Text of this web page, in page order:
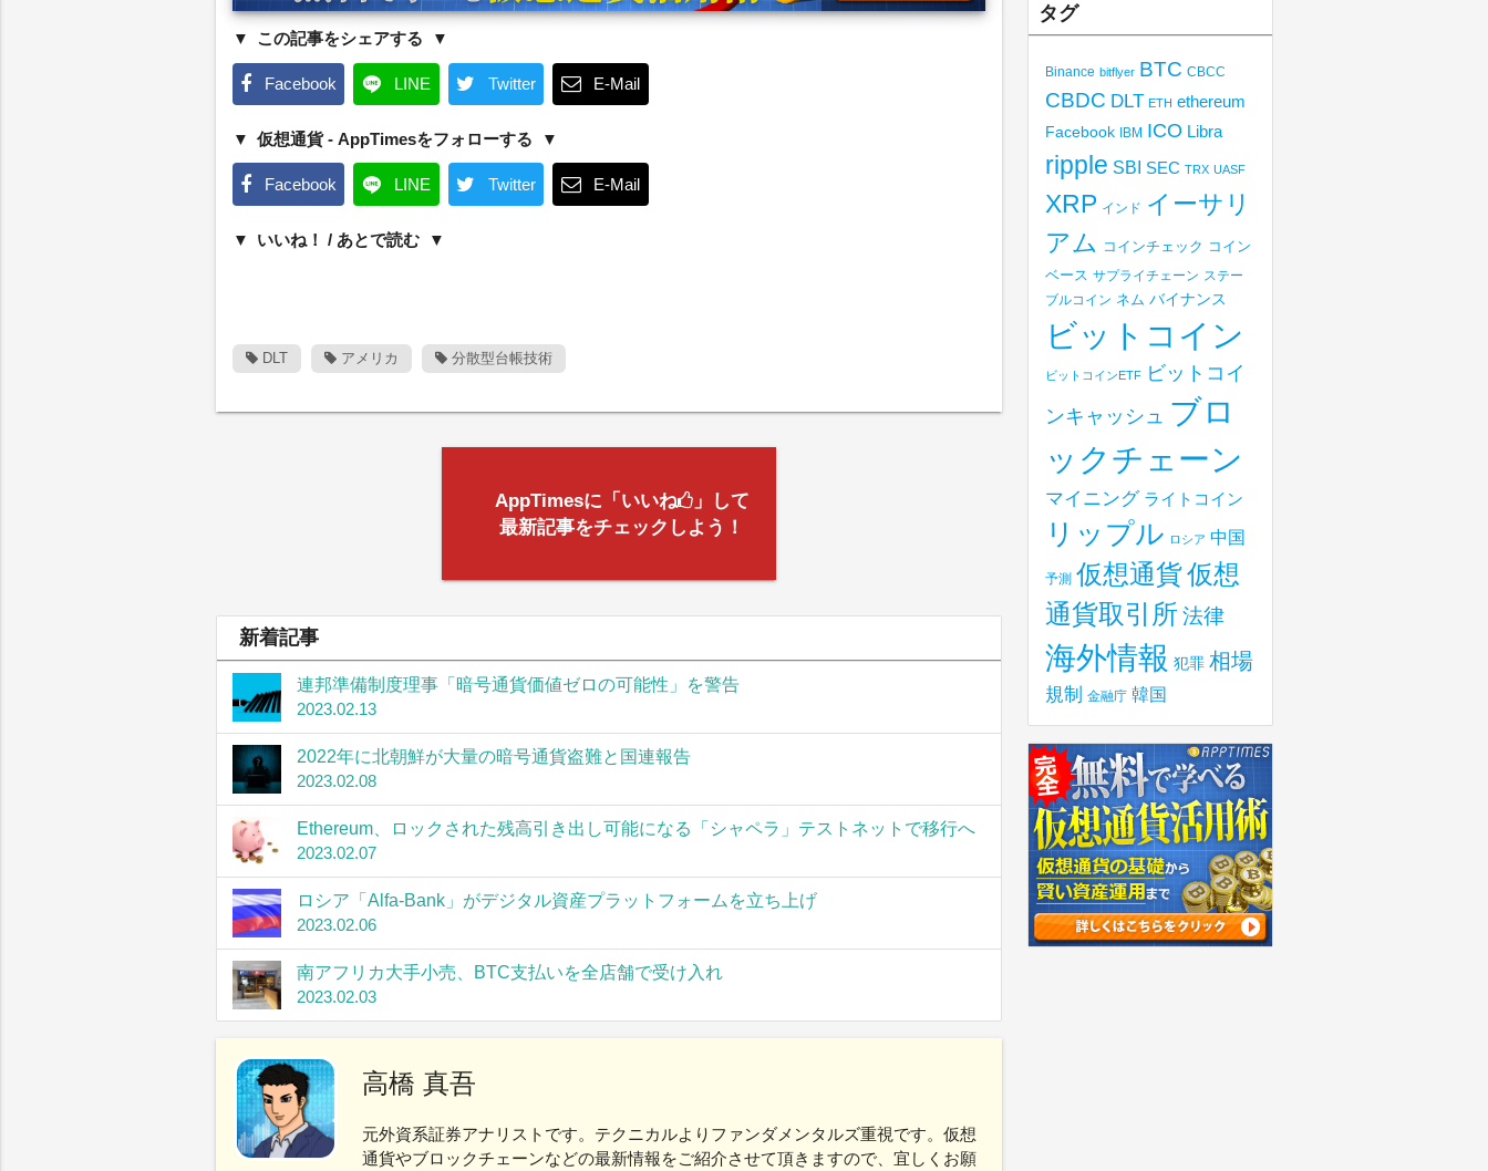
この記事をシェアする
Facebook LINE Twitter E-Mail
仮想通貨 - AppTimesをフォローする
Facebook LINE Twitter E-Mail
いいね！ / あとで読む
DLT アメリカ 分散型台帳技術
AppTimesに「いいね
」して
最新記事をチェックしよう！
新着記事
連邦準備制度理事「暗号通貨価値ゼロの可能性」を警告
2023.02.13
2022年に北朝鮮が大量の暗号通貨盗難と国連報告
2023.02.08
Ethereum、ロックされた残高引き出し可能になる「シャペラ」テストネットで移行へ
2023.02.07
ロシア「Alfa-Bank」がデジタル資産プラットフォームを立ち上げ
2023.02.06
南アフリカ大手小売、BTC支払いを全店舗で受け入れ
2023.02.03
高橋 真吾
元外資系証券アナリストです。テクニカルよりファンダメンタルズ重視です。仮想
通貨やブロックチェーンなどの最新情報をご紹介させて頂きますので、宜しくお願
タグ
Binance bitflyer BTC CBCC
CBDC DLT ETH ethereum
Facebook IBM ICO Libra
ripple SBI SEC TRX UASF
XRP インド イーサリ
アム コインチェック コイン
ベース サプライチェーン ステー
ブルコイン ネム バイナンス
ビットコイン
ビットコインETF
ビットコイ
ンキャッシュ ブロ
ックチェーン
マイニング ライトコイン
リップル ロシア 中国
予測 仮想通貨仮想
通貨取引所 法律
海外情報 犯罪 相場
規制 金融庁 韓国